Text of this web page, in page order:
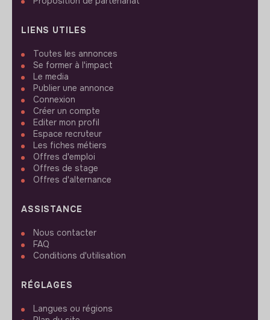
LIENS UTILES
Toutes les annonces
Se former à l'impact
Le media
Publier une annonce
Connexion
Créer un compte
Editer mon profil
Espace recruteur
Les fiches métiers
Offres d'emploi
Offres de stage
Offres d'alternance
ASSISTANCE
Nous contacter
FAQ
Conditions d'utilisation
RÉGLAGES
Langues ou régions